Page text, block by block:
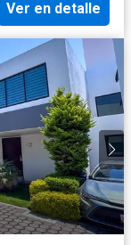
Ver en detalle